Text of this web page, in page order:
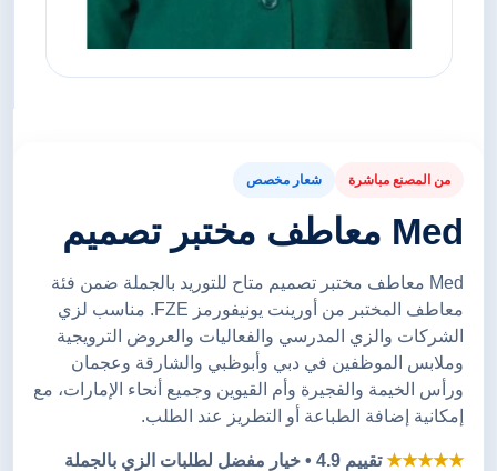
من المصنع مباشرة شعار مخصص
Med معاطف مختبر تصميم
Med معاطف مختبر تصميم متاح للتوريد بالجملة ضمن فئة
معاطف المختبر من أورينت يونيفورمز FZE. مناسب لزي
الشركات والزي المدرسي والفعاليات والعروض الترويجية
وملابس الموظفين في دبي وأبوظبي والشارقة وعجمان
ورأس الخيمة والفجيرة وأم القيوين وجميع أنحاء الإمارات، مع
إمكانية إضافة الطباعة أو التطريز عند الطلب.
★★★★★تقييم 4.9 • خيار مفضل لطلبات الزي بالجملة